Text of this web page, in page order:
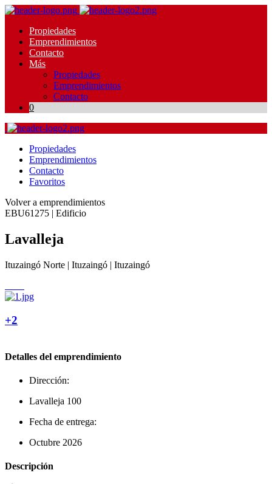
Propiedades
Emprendimientos
Contacto
Más
Propiedades
Emprendimientos
Contacto
0
Propiedades
Emprendimientos
Contacto
Favoritos
Volver a emprendimientos
EBU61275 | Edificio
Lavalleja
Ituzaingó Norte | Ituzaingó | Ituzaingó
+2
Detalles del emprendimiento
Dirección:
Lavalleja 100
Fecha de entrega:
Octubre 2026
Descripción